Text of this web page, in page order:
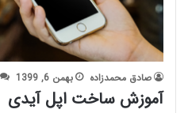
صادق محمدزاده بهمن 6, 1399
آموزش ساخت اپل آیدی